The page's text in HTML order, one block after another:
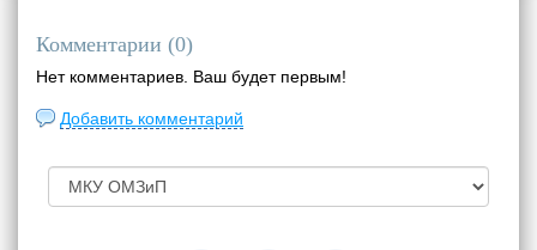
Комментарии (0)
Нет комментариев. Ваш будет первым!
Добавить комментарий